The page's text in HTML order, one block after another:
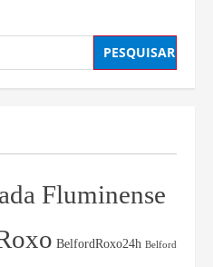
Fluminense
BelfordRoxo24h Belford